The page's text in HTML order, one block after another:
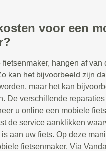
voor een
hangen af van
kan het bijvoorbeeld zijn
maar het kan
De verschillende
u online een mobiele
de service aanklikken
aan uw fiets. Op deze
fietsenmaker. Via